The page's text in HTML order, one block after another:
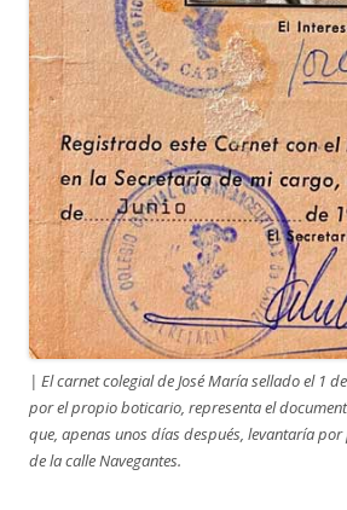
| El carnet colegial de José María sellado el 1
por el propio boticario, representa el
que, apenas unos días después, levantaría
de la calle Navegantes.